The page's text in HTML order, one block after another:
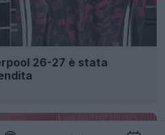
26-27 è stata